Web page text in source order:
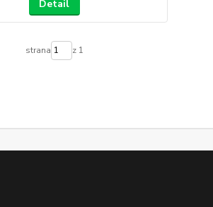
Detail
strana z 1